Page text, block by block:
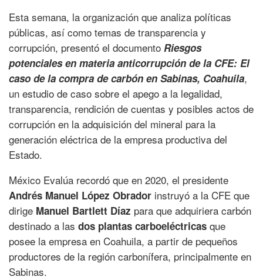
Esta semana, la organización que analiza políticas
públicas, así como temas de transparencia y
corrupción, presentó el documento Riesgos
potenciales en materia anticorrupción de la CFE: El
caso de la compra de carbón en Sabinas, Coahuila,
un estudio de caso sobre el apego a la legalidad,
transparencia, rendición de cuentas y posibles actos de
corrupción en la adquisición del mineral para la
generación eléctrica de la empresa productiva del
Estado.
México Evalúa recordó que en 2020, el presidente
Andrés Manuel López Obrador instruyó a la CFE que
dirige Manuel Bartlett Díaz para que adquiriera carbón
destinado a las dos plantas carboeléctricas que
posee la empresa en Coahuila, a partir de pequeños
productores de la región carbonífera, principalmente en
Sabinas.